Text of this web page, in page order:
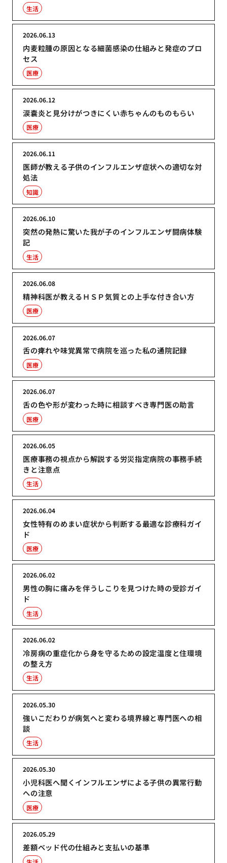
生活
内麦粒腫の原因となる細菌感染の仕組みと発症のプロ
セス
2026.06.13
医療
涙嚢炎と見分けがつきにくい赤ちゃんのものもらい
2026.06.12
医療
医師が教える子供のインフルエンザ症状への適切な対
処法
2026.06.11
知識
突然の発熱に驚いた我が子のインフルエンザ闘病体験
記
2026.06.10
生活
精神科医が教えるＨＳＰ気質との上手な付き合い方
2026.06.08
医療
舌の痺れや味覚異常で病院を巡った私の通院記録
2026.06.07
医療
舌の色や形が変わった時に相談すべき専門医の助言
2026.06.07
医療
医療事務の視点から解説する労災指定病院の事務手続
きと注意点
2026.06.05
生活
女性特有のめまい症状から判断する最適な診療科ガイ
ド
2026.06.04
医療
男性の胸に痛みを伴うしこりを見つけた時の受診ガイ
ド
2026.06.02
生活
冷房病の重症化から身を守るための設定温度と住環境
の整え方
2026.06.02
生活
強いこだわりが病気へと変わる境界線と専門医への相
談
2026.05.30
生活
小児科医へ聞くインフルエンザによる子供の異常行動
への注意
2026.05.30
医療
差額ベッド代の仕組みと支払いの基準
2026.05.29